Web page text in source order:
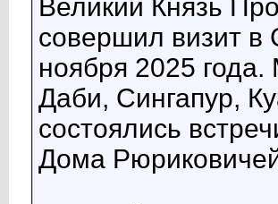
Великий Князь
совершил визит в
ноября 2025
Даби, Сингапур,
состоялись
Дома